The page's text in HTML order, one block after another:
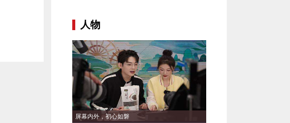
人物
屏幕内外，初心如磐